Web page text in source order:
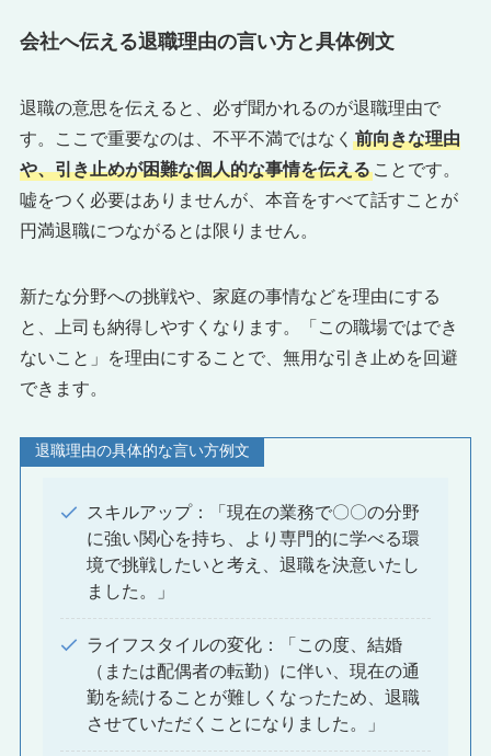
会社へ伝える退職理由の言い方と具体例文
退職の意思を伝えると、必ず聞かれるのが退職理由で
す。ここで重要なのは、不平不満ではなく 前向きな理由
や、引き止めが困難な個人的な事情を伝えることです。
嘘をつく必要はありませんが、本音をすべて話すことが
円満退職につながるとは限りません。
新たな分野への挑戦や、家庭の事情などを理由にする
と、上司も納得しやすくなります。「この職場ではでき
ないこと」を理由にすることで、無用な引き止めを回避
できます。
退職理由の具体的な言い方例文
スキルアップ：「現在の業務で〇〇の分野
に強い関心を持ち、より専門的に学べる環
境で挑戦したいと考え、退職を決意いたし
ました。」
ライフスタイルの変化：「この度、結婚
（または配偶者の転勤）に伴い、現在の通
勤を続けることが難しくなったため、退職
させていただくことになりました。」